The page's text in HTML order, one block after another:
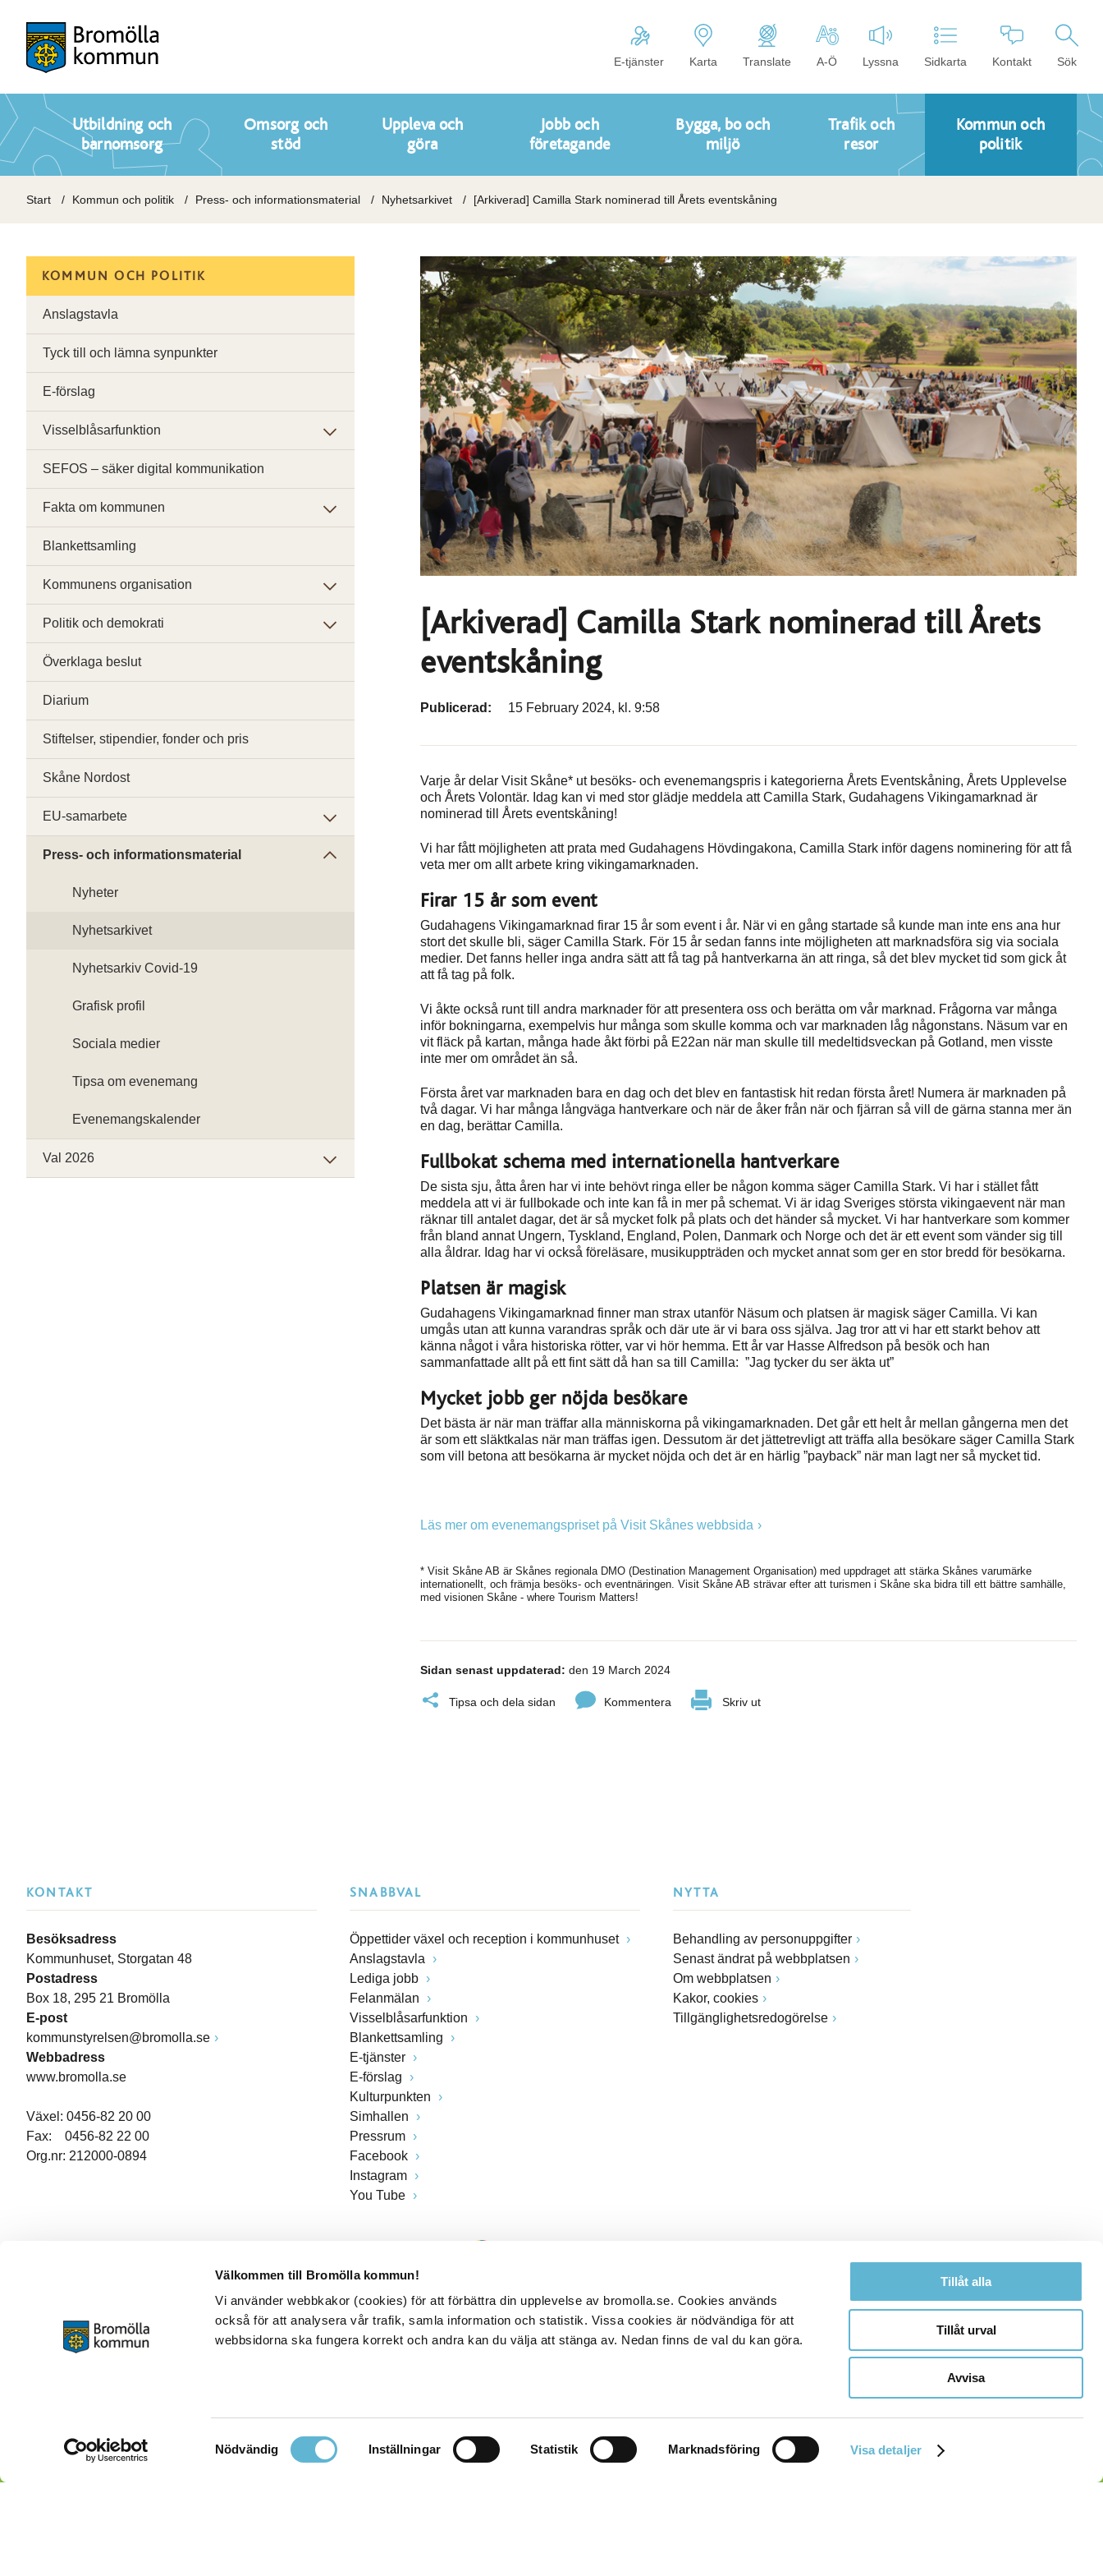
Välkommen till Bromölla kommun!
Vi använder webbkakor (cookies) för att förbättra din upplevelse av bromolla.se. Cookies används
också för att analysera vår trafik, samla information och statistik. Vissa cookies är nödvändiga för att
webbsidorna ska fungera korrekt och andra kan du välja att stänga av. Nedan finns de val du kan göra.
Samtyckesval
Nödvändig Inställningar Statistik Marknadsföring Visa detaljer
Tillåt alla
Tillåt urval
Avvisa
E-tjänster Karta Translate A-Ö Lyssna Sidkarta Kontakt Sök
Utbildning och
barnomsorg
Omsorg och
stöd
Uppleva och
göra
Jobb och
företagande
Bygga, bo och
miljö
Trafik och
resor
Kommun och
politik
Start Kommun och politik Press- och informationsmaterial Nyhetsarkivet [Arkiverad] Camilla Stark nominerad till Årets eventskåning
[Arkiverad] Camilla Stark nominerad till Årets
eventskåning
Publicerad: 15 February 2024, kl. 9:58
Varje år delar Visit Skåne* ut besöks- och evenemangspris i kategorierna Årets Eventskåning, Årets Upplevelse
och Årets Volontär. Idag kan vi med stor glädje meddela att Camilla Stark, Gudahagens Vikingamarknad är
nominerad till Årets eventskåning!
Vi har fått möjligheten att prata med Gudahagens Hövdingakona, Camilla Stark inför dagens nominering för att få
veta mer om allt arbete kring vikingamarknaden.
Firar 15 år som event
Gudahagens Vikingamarknad firar 15 år som event i år. När vi en gång startade så kunde man inte ens ana hur
stort det skulle bli, säger Camilla Stark. För 15 år sedan fanns inte möjligheten att marknadsföra sig via sociala
medier. Det fanns heller inga andra sätt att få tag på hantverkarna än att ringa, så det blev mycket tid som gick åt
att få tag på folk.
Vi åkte också runt till andra marknader för att presentera oss och berätta om vår marknad. Frågorna var många
inför bokningarna, exempelvis hur många som skulle komma och var marknaden låg någonstans. Näsum var en
vit fläck på kartan, många hade åkt förbi på E22an när man skulle till medeltidsveckan på Gotland, men visste
inte mer om området än så.
Första året var marknaden bara en dag och det blev en fantastisk hit redan första året! Numera är marknaden på
två dagar. Vi har många långväga hantverkare och när de åker från när och fjärran så vill de gärna stanna mer än
en dag, berättar Camilla.
Fullbokat schema med internationella hantverkare
De sista sju, åtta åren har vi inte behövt ringa eller be någon komma säger Camilla Stark. Vi har i stället fått
meddela att vi är fullbokade och inte kan få in mer på schemat. Vi är idag Sveriges största vikingaevent när man
räknar till antalet dagar, det är så mycket folk på plats och det händer så mycket. Vi har hantverkare som kommer
från bland annat Ungern, Tyskland, England, Polen, Danmark och Norge och det är ett event som vänder sig till
alla åldrar. Idag har vi också föreläsare, musikuppträden och mycket annat som ger en stor bredd för besökarna.
Platsen är magisk
Gudahagens Vikingamarknad finner man strax utanför Näsum och platsen är magisk säger Camilla. Vi kan
umgås utan att kunna varandras språk och där ute är vi bara oss själva. Jag tror att vi har ett starkt behov att
känna något i våra historiska rötter, var vi hör hemma. Ett år var Hasse Alfredson på besök och han
sammanfattade allt på ett fint sätt då han sa till Camilla: ”Jag tycker du ser äkta ut”
Mycket jobb ger nöjda besökare
Det bästa är när man träffar alla människorna på vikingamarknaden. Det går ett helt år mellan gångerna men det
är som ett släktkalas när man träffas igen. Dessutom är det jättetrevligt att träffa alla besökare säger Camilla Stark
som vill betona att besökarna är mycket nöjda och det är en härlig ”payback” när man lagt ner så mycket tid.
Läs mer om evenemangspriset på Visit Skånes webbsida
* Visit Skåne AB är Skånes regionala DMO (Destination Management Organisation) med uppdraget att stärka Skånes varumärke
internationellt, och främja besöks- och eventnäringen. Visit Skåne AB strävar efter att turismen i Skåne ska bidra till ett bättre samhälle,
med visionen Skåne - where Tourism Matters!
Sidan senast uppdaterad: den 19 March 2024
Tipsa och dela sidan Kommentera Skriv ut
KOMMUN OCH POLITIK
Anslagstavla
Tyck till och lämna synpunkter
E-förslag
Visselblåsarfunktion
SEFOS – säker digital kommunikation
Fakta om kommunen
Blankettsamling
Kommunens organisation
Politik och demokrati
Överklaga beslut
Diarium
Stiftelser, stipendier, fonder och pris
Skåne Nordost
EU-samarbete
Press- och informationsmaterial
Nyheter
Nyhetsarkivet
Nyhetsarkiv Covid-19
Grafisk profil
Sociala medier
Tipsa om evenemang
Evenemangskalender
Val 2026
KONTAKT
Besöksadress
Kommunhuset, Storgatan 48
Postadress
Box 18, 295 21 Bromölla
E-post
kommunstyrelsen@bromolla.se
Webbadress
www.bromolla.se
Växel: 0456-82 20 00
Fax: 0456-82 22 00
Org.nr: 212000-0894
SNABBVAL
Öppettider växel och reception i kommunhuset
Anslagstavla
Lediga jobb
Felanmälan
Visselblåsarfunktion
Blankettsamling
E-tjänster
E-förslag
Kulturpunkten
Simhallen
Pressrum
Facebook
Instagram
You Tube
NYTTA
Behandling av personuppgifter
Senast ändrat på webbplatsen
Om webbplatsen
Kakor, cookies
Tillgänglighetsredogörelse